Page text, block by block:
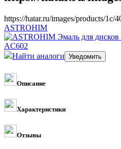
https://hatar.ru/images/products/1c/
ASTROHIM
Найти аналоги
Описание
Характеристики
Отзывы